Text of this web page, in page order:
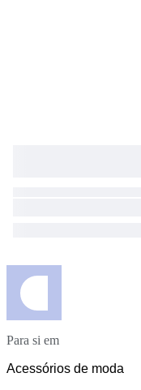
Para si em
Acessórios de moda